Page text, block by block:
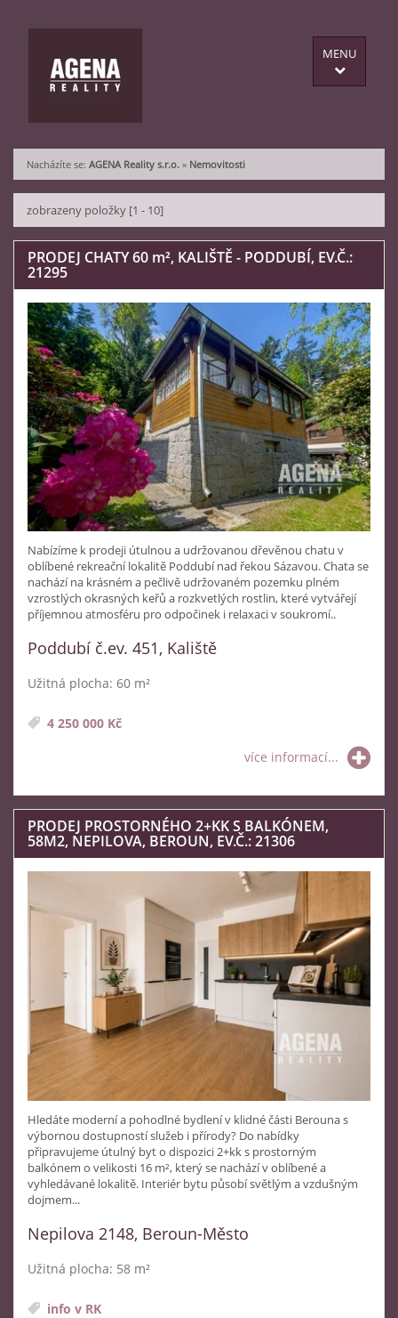
MENU
Nacházíte se: AGENA Reality s.r.o. » Nemovitosti
zobrazeny položky [1 - 10]
PRODEJ CHATY 60 m², KALIŠTĚ - PODDUBÍ, EV.Č.:
21295
Nabízíme k prodeji útulnou a udržovanou dřevěnou chatu v
oblíbené rekreační lokalitě Poddubí nad řekou Sázavou. Chata se
nachází na krásném a pečlivě udržovaném pozemku plném
vzrostlých okrasných keřů a rozkvetlých rostlin, které vytvářejí
příjemnou atmosféru pro odpočinek i relaxaci v soukromí..
Poddubí č.ev. 451, Kaliště
Užitná plocha: 60 m²
4 250 000 Kč
více informací...
PRODEJ PROSTORNÉHO 2+KK S BALKÓNEM,
58M2, NEPILOVA, BEROUN, EV.Č.: 21306
Hledáte moderní a pohodlné bydlení v klidné části Berouna s
výbornou dostupností služeb i přírody? Do nabídky
připravujeme útulný byt o dispozici 2+kk s prostorným
balkónem o velikosti 16 m², který se nachází v oblíbené a
vyhledávané lokalitě. Interiér bytu působí světlým a vzdušným
dojmem...
Nepilova 2148, Beroun-Město
Užitná plocha: 58 m²
info v RK